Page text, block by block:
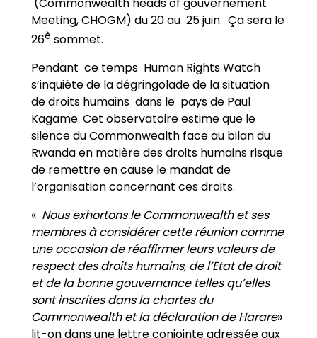
Meeting, CHOGM) du 20 au 25 juin. Ça sera le
26è sommet.
Pendant ce temps Human Rights Watch
s’inquiète de la dégringolade de la situation
de droits humains dans le pays de Paul
Kagame. Cet observatoire estime que le
silence du Commonwealth face au bilan du
Rwanda en matière des droits humains risque
de remettre en cause le mandat de
l’organisation concernant ces droits.
« Nous exhortons le Commonwealth et ses
membres à considérer cette réunion comme
une occasion de réaffirmer leurs valeurs de
respect des droits humains, de l’Etat de droit
et de la bonne gouvernance telles qu’elles
sont inscrites dans la chartes du
Commonwealth et la déclaration de Harare»
lit-on dans une lettre conjointe adressée aux